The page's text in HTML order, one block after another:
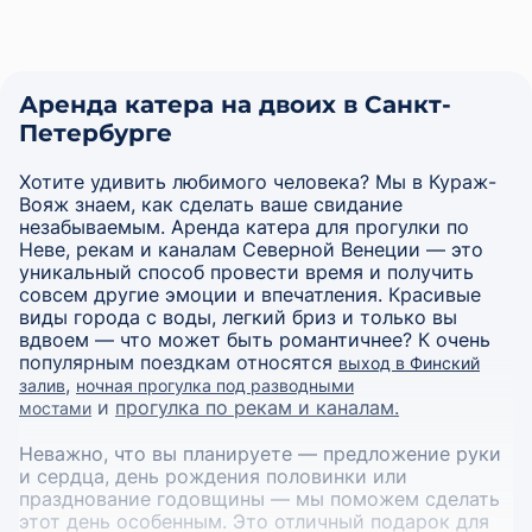
Аренда катера на двоих в Санкт-
Петербурге
Хотите удивить любимого человека? Мы в Кураж-
Вояж знаем, как сделать ваше свидание
незабываемым. Аренда катера для прогулки по
Неве, рекам и каналам Северной Венеции — это
уникальный способ провести время и получить
совсем другие эмоции и впечатления. Красивые
виды города с воды, легкий бриз и только вы
вдвоем — что может быть романтичнее? К очень
популярным поездкам относятся выход в Финский
залив, ночная прогулка под разводными
мостами и прогулка по рекам и каналам.
Неважно, что вы планируете — предложение руки
и сердца, день рождения половинки или
празднование годовщины — мы поможем сделать
этот день особенным. Это отличный подарок для